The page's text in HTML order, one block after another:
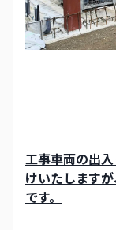
工事車両の出
けいたします
です。